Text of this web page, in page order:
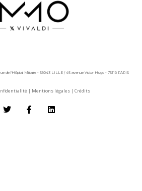
de l'Hôpital Militaire - 59043 LILLE / 45 avenue Victor Hugo - 75116 PARIS
| Mentions légales | Crédits